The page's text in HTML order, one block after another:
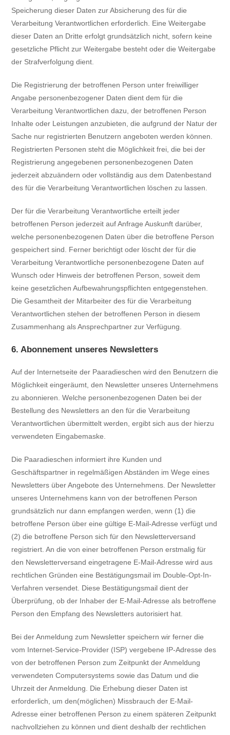
Speicherung dieser Daten zur Absicherung des für die
Verarbeitung Verantwortlichen erforderlich. Eine Weitergabe
dieser Daten an Dritte erfolgt grundsätzlich nicht, sofern keine
gesetzliche Pflicht zur Weitergabe besteht oder die Weitergabe
der Strafverfolgung dient.
Die Registrierung der betroffenen Person unter freiwilliger
Angabe personenbezogener Daten dient dem für die
Verarbeitung Verantwortlichen dazu, der betroffenen Person
Inhalte oder Leistungen anzubieten, die aufgrund der Natur der
Sache nur registrierten Benutzern angeboten werden können.
Registrierten Personen steht die Möglichkeit frei, die bei der
Registrierung angegebenen personenbezogenen Daten
jederzeit abzuändern oder vollständig aus dem Datenbestand
des für die Verarbeitung Verantwortlichen löschen zu lassen.
Der für die Verarbeitung Verantwortliche erteilt jeder
betroffenen Person jederzeit auf Anfrage Auskunft darüber,
welche personenbezogenen Daten über die betroffene Person
gespeichert sind. Ferner berichtigt oder löscht der für die
Verarbeitung Verantwortliche personenbezogene Daten auf
Wunsch oder Hinweis der betroffenen Person, soweit dem
keine gesetzlichen Aufbewahrungspflichten entgegenstehen.
Die Gesamtheit der Mitarbeiter des für die Verarbeitung
Verantwortlichen stehen der betroffenen Person in diesem
Zusammenhang als Ansprechpartner zur Verfügung.
6. Abonnement unseres Newsletters
Auf der Internetseite der Paaradieschen wird den Benutzern die
Möglichkeit eingeräumt, den Newsletter unseres Unternehmens
zu abonnieren. Welche personenbezogenen Daten bei der
Bestellung des Newsletters an den für die Verarbeitung
Verantwortlichen übermittelt werden, ergibt sich aus der hierzu
verwendeten Eingabemaske.
Die Paaradieschen informiert ihre Kunden und
Geschäftspartner in regelmäßigen Abständen im Wege eines
Newsletters über Angebote des Unternehmens. Der Newsletter
unseres Unternehmens kann von der betroffenen Person
grundsätzlich nur dann empfangen werden, wenn (1) die
betroffene Person über eine gültige E-Mail-Adresse verfügt und
(2) die betroffene Person sich für den Newsletterversand
registriert. An die von einer betroffenen Person erstmalig für
den Newsletterversand eingetragene E-Mail-Adresse wird aus
rechtlichen Gründen eine Bestätigungsmail im Double-Opt-In-
Verfahren versendet. Diese Bestätigungsmail dient der
Überprüfung, ob der Inhaber der E-Mail-Adresse als betroffene
Person den Empfang des Newsletters autorisiert hat.
Bei der Anmeldung zum Newsletter speichern wir ferner die
vom Internet-Service-Provider (ISP) vergebene IP-Adresse des
von der betroffenen Person zum Zeitpunkt der Anmeldung
verwendeten Computersystems sowie das Datum und die
Uhrzeit der Anmeldung. Die Erhebung dieser Daten ist
erforderlich, um den(möglichen) Missbrauch der E-Mail-
Adresse einer betroffenen Person zu einem späteren Zeitpunkt
nachvollziehen zu können und dient deshalb der rechtlichen